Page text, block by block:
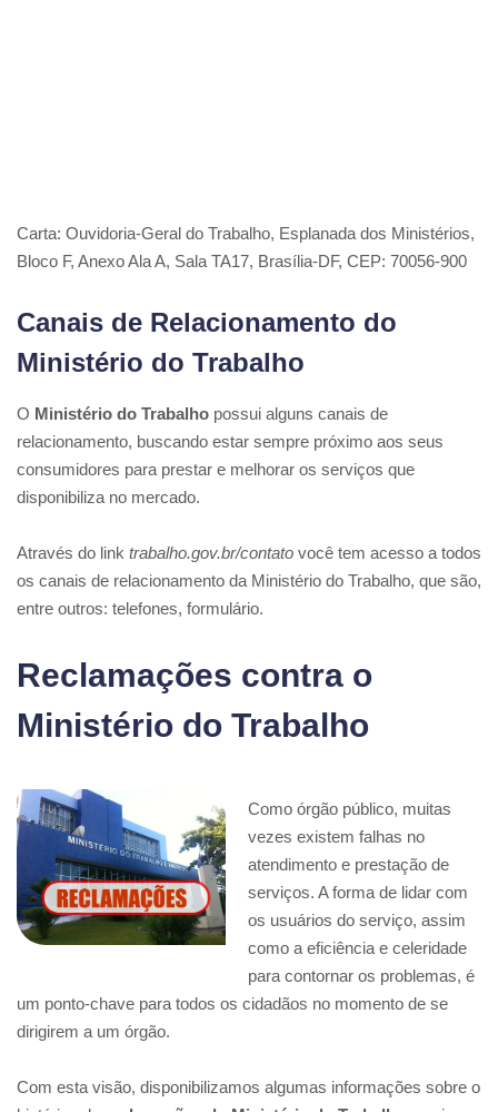
Carta: Ouvidoria-Geral do Trabalho, Esplanada dos Ministérios,
Bloco F, Anexo Ala A, Sala TA17, Brasília-DF, CEP: 70056-900
Canais de Relacionamento do
Ministério do Trabalho
O Ministério do Trabalho possui alguns canais de
relacionamento, buscando estar sempre próximo aos seus
consumidores para prestar e melhorar os serviços que
disponibiliza no mercado.
Através do link trabalho.gov.br/contato você tem acesso a todos
os canais de relacionamento da Ministério do Trabalho, que são,
entre outros: telefones, formulário.
Reclamações contra o
Ministério do Trabalho
Como órgão público, muitas
vezes existem falhas no
atendimento e prestação de
serviços. A forma de lidar com
os usuários do serviço, assim
como a eficiência e celeridade
para contornar os problemas, é
um ponto-chave para todos os cidadãos no momento de se
dirigirem a um órgão.
Com esta visão, disponibilizamos algumas informações sobre o